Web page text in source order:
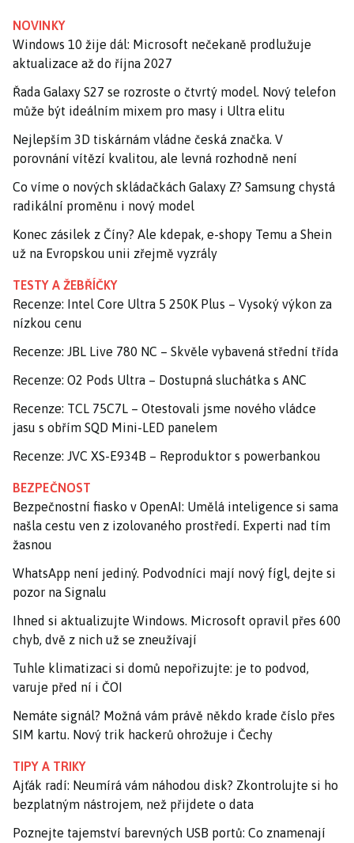
NOVINKY
Windows 10 žije dál: Microsoft nečekaně prodlužuje
aktualizace až do října 2027
Řada Galaxy S27 se rozroste o čtvrtý model. Nový telefon
může být ideálním mixem pro masy i Ultra elitu
Nejlepším 3D tiskárnám vládne česká značka. V
porovnání vítězí kvalitou, ale levná rozhodně není
Co víme o nových skládačkách Galaxy Z? Samsung chystá
radikální proměnu i nový model
Konec zásilek z Číny? Ale kdepak, e-shopy Temu a Shein
už na Evropskou unii zřejmě vyzrály
TESTY A ŽEBŘÍČKY
Recenze: Intel Core Ultra 5 250K Plus – Vysoký výkon za
nízkou cenu
Recenze: JBL Live 780 NC – Skvěle vybavená střední třída
Recenze: O2 Pods Ultra – Dostupná sluchátka s ANC
Recenze: TCL 75C7L – Otestovali jsme nového vládce
jasu s obřím SQD Mini-LED panelem
Recenze: JVC XS-E934B – Reproduktor s powerbankou
BEZPEČNOST
Bezpečnostní fiasko v OpenAI: Umělá inteligence si sama
našla cestu ven z izolovaného prostředí. Experti nad tím
žasnou
WhatsApp není jediný. Podvodníci mají nový fígl, dejte si
pozor na Signalu
Ihned si aktualizujte Windows. Microsoft opravil přes 600
chyb, dvě z nich už se zneužívají
Tuhle klimatizaci si domů nepořizujte: je to podvod,
varuje před ní i ČOI
Nemáte signál? Možná vám právě někdo krade číslo přes
SIM kartu. Nový trik hackerů ohrožuje i Čechy
TIPY A TRIKY
Ajťák radí: Neumírá vám náhodou disk? Zkontrolujte si ho
bezplatným nástrojem, než přijdete o data
Poznejte tajemství barevných USB portů: Co znamenají